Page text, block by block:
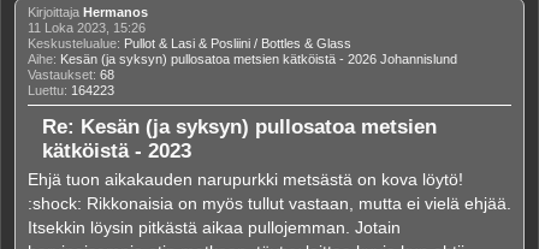
Kirjoittaja Hermanos
11 Loka 2023, 15:26
Keskustelualue: Pullot & Lasi & Posliini / Bottles & Glass
Aihe: Kesän (ja syksyn) pullosatoa metsien kätköistä - 2026 Johannislund
Vastaukset: 68
Luettu: 164223
Re: Kesän (ja syksyn) pullosatoa metsien
kätköistä - 2023
Ehjä tuon aikakauden narupurkki metsästä on kova löytö!
:shock: Rikkonaisia on myös tullut vastaan, mutta ei vielä ehjää.
Itsekkin löysin pitkästä aikaa pullojemman. Jotain